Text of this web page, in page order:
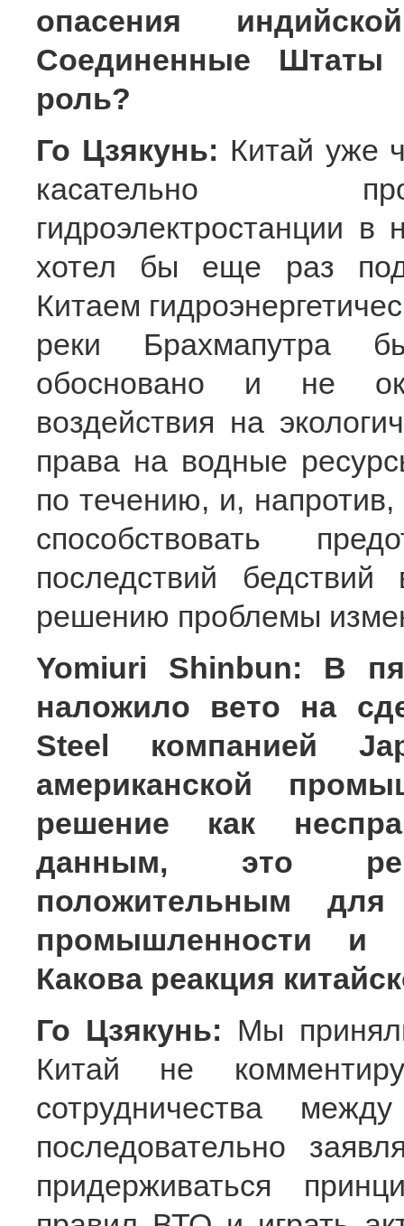
опасения
Соединенные Штаты
роль?
Го Цзякунь: Китай уже
касательно
гидроэлектростанции
хотел бы еще раз
Китаем
реки Брахмапутра
обосновано и не
воздействия на
права на водные
по течению, и,
способствовать
последствий
решению проблемы
Yomiuri Shinbun: В
наложило вето на
Steel компанией
американской
решение как
данным, это
положительным для
промышленности и
Какова реакция
Го Цзякунь: Мы
Китай не
сотрудничества
последовательно
придерживаться